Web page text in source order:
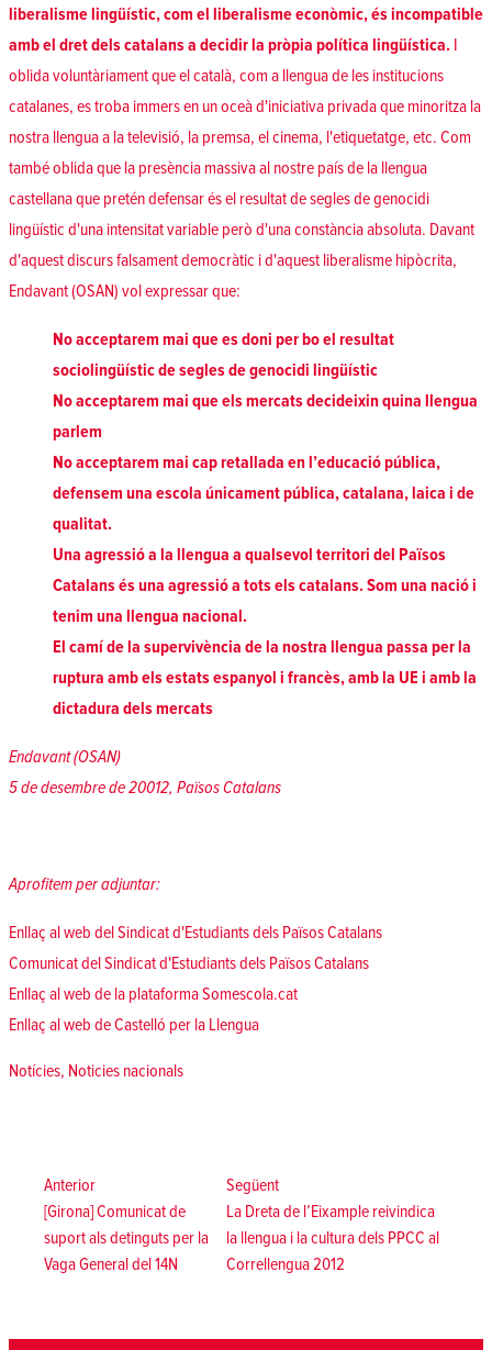
liberalisme lingüístic, com el liberalisme econòmic, és incompatible
amb el dret dels catalans a decidir la pròpia política lingüística. I
oblida voluntàriament que el català, com a llengua de les institucions
catalanes, es troba immers en un oceà d'iniciativa privada que minoritza la
nostra llengua a la televisió, la premsa, el cinema, l'etiquetatge, etc. Com
també oblida que la presència massiva al nostre país de la llengua
castellana que pretén defensar és el resultat de segles de genocidi
lingüístic d'una intensitat variable però d'una constància absoluta. Davant
d'aquest discurs falsament democràtic i d'aquest liberalisme hipòcrita,
Endavant (OSAN) vol expressar que:
No acceptarem mai que es doni per bo el resultat
sociolingüístic de segles de genocidi lingüístic
No acceptarem mai que els mercats decideixin quina llengua
parlem
No acceptarem mai cap retallada en l’educació pública,
defensem una escola únicament pública, catalana, laica i de
qualitat.
Una agressió a la llengua a qualsevol territori del Països
Catalans és una agressió a tots els catalans. Som una nació i
tenim una llengua nacional.
El camí de la supervivència de la nostra llengua passa per la
ruptura amb els estats espanyol i francès, amb la UE i amb la
dictadura dels mercats
Endavant (OSAN)
5 de desembre de 20012, Països Catalans
Aprofitem per adjuntar:
Enllaç al web del Sindicat d'Estudiants dels Països Catalans
Comunicat del Sindicat d'Estudiants dels Països Catalans
Enllaç al web de la plataforma Somescola.cat
Enllaç al web de Castelló per la Llengua
Posted in
Notícies, Noticies nacionals
d'entradesAnteriorAnterior:
[Girona] Comunicat de
suport als detinguts per la
Vaga General del 14N
SegüentSegüent:
La Dreta de l’Eixample reivindica
la llengua i la cultura dels PPCC al
Correllengua 2012